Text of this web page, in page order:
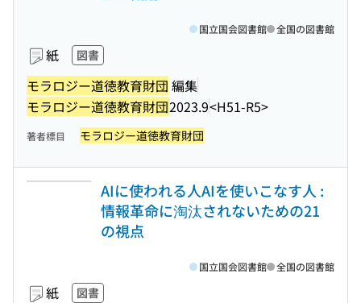
紙 図書
モラロジー道徳教育財団 編集
モラロジー道徳教育財団2023.9<H51-R5>
国立国会図書館 全国の図書館
著者標目 モラロジー道徳教育財団
AIに使われる人AIを使いこなす人 :
情報革命に淘汰されないための21
の視点
紙 図書
国立国会図書館 全国の図書館